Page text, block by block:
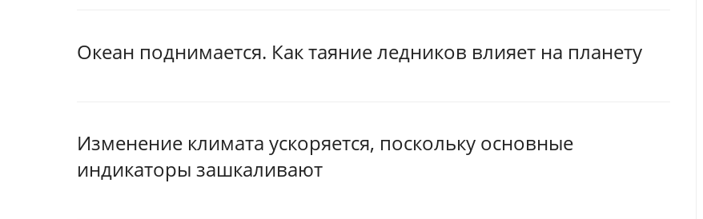
Океан поднимается. Как таяние ледников влияет на планету
Изменение климата ускоряется, поскольку основные
индикаторы зашкаливают